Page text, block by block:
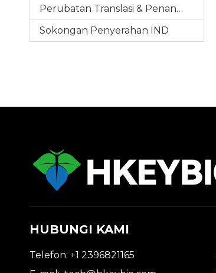
Perubatan Translasi & Penanda Bio
Sokongan Penyerahan IND
HUBUNGI KAMI
Telefon: +1 2396821165